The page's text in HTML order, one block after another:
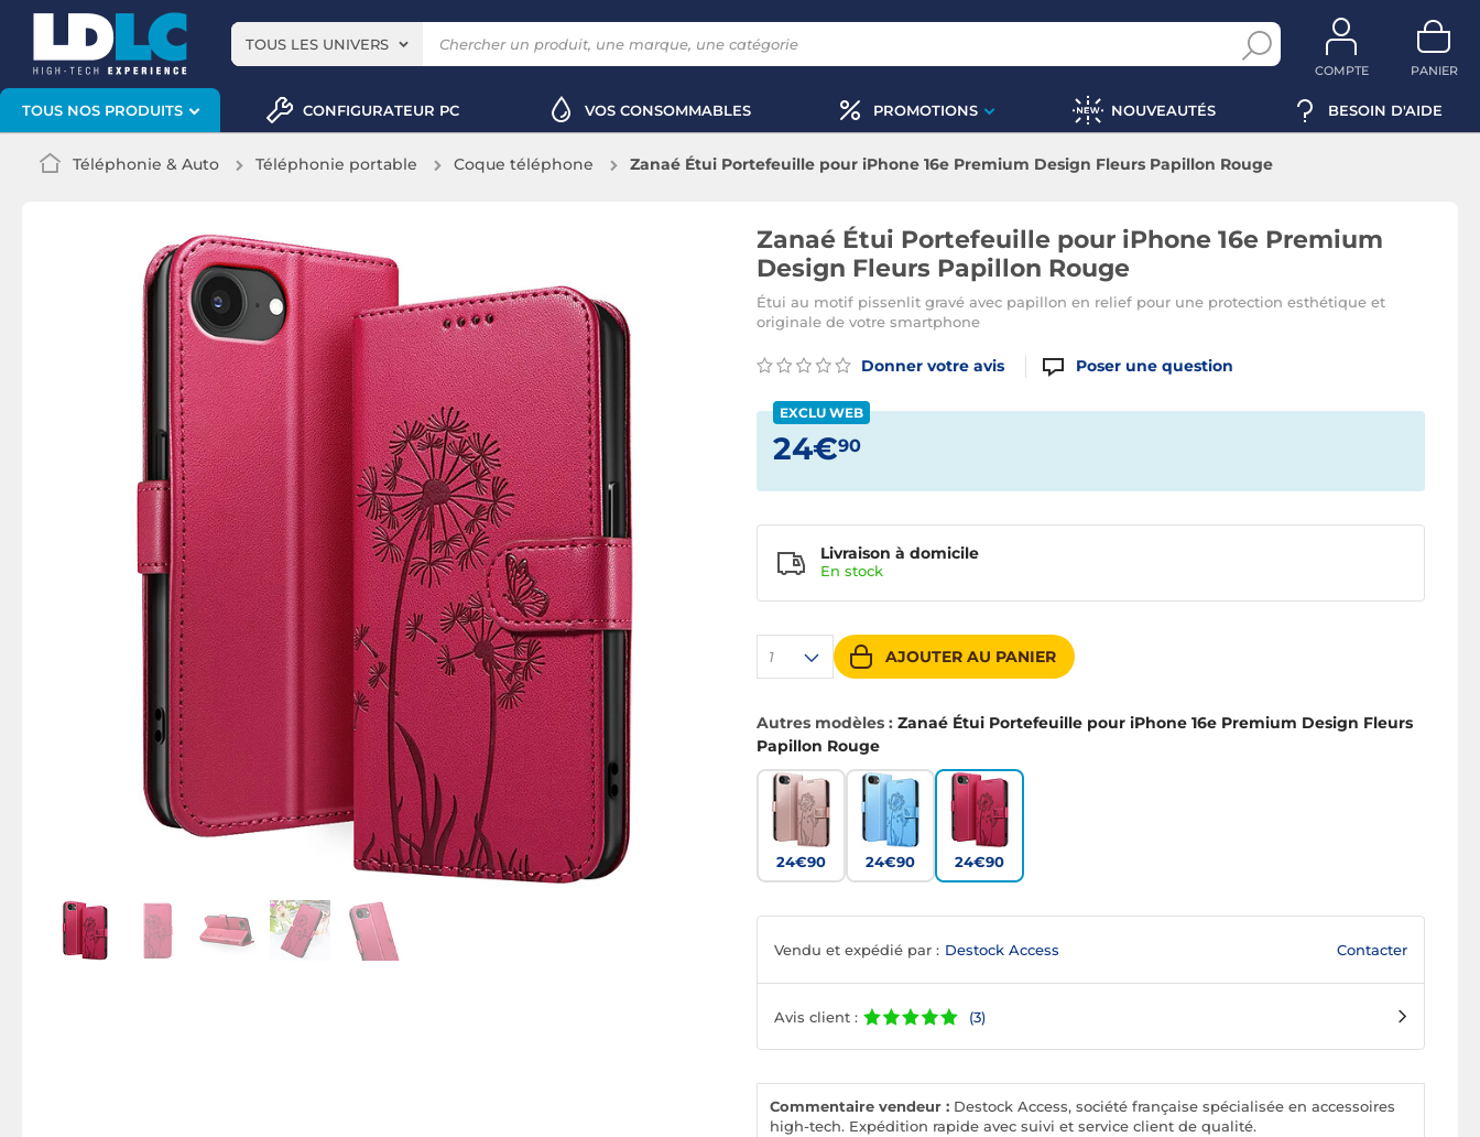
TOUS LES UNIVERS
COMPTE PANIER
TOUS NOS PRODUITS CONFIGURATEUR PC VOS CONSOMMABLES PROMOTIONS NOUVEAUTÉS BESOIN D'AIDE
Téléphonie & Auto Téléphonie portable Coque téléphone Zanaé Étui Portefeuille pour iPhone 16e Premium Design Fleurs Papillon Rouge
Zanaé Étui Portefeuille pour iPhone 16e Premium
Design Fleurs Papillon Rouge
Étui au motif pissenlit gravé avec papillon en relief pour une protection esthétique et
originale de votre smartphone
Donner votre avis Poser une question
EXCLU WEB
24€90
1 AJOUTER AU PANIER
Livraison à domicile
En stock
Autres modèles : Zanaé Étui Portefeuille pour iPhone 16e Premium Design Fleurs
Papillon Rouge
24€90 24€90 24€90
Vendu et expédié par : Destock Access Contacter
Avis client : (3)
Commentaire vendeur : Destock Access, société française spécialisée en accessoires
high-tech. Expédition rapide avec suivi et service client de qualité.